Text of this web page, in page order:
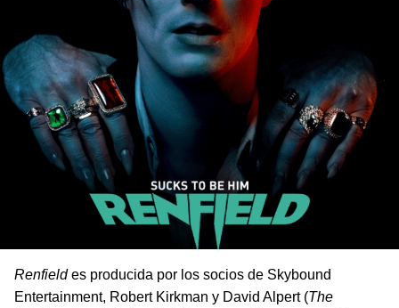
Renfieldes producida por los socios de Skybound
Entertainment, Robert Kirkman y David Alpert (The